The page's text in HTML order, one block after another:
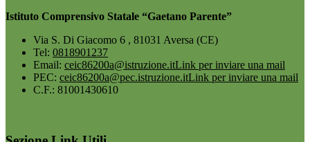
Istituto Comprensivo Statale “Gaetano Parente”
Via S. Di Giacomo 6 , 81031 Aversa (CE)
Tel: 0818901237
Email: ceic86200a@istruzione.itLink per inviare una mail
PEC: ceic86200a@pec.istruzione.itLink per inviare una mail
C.F.: 81001430610